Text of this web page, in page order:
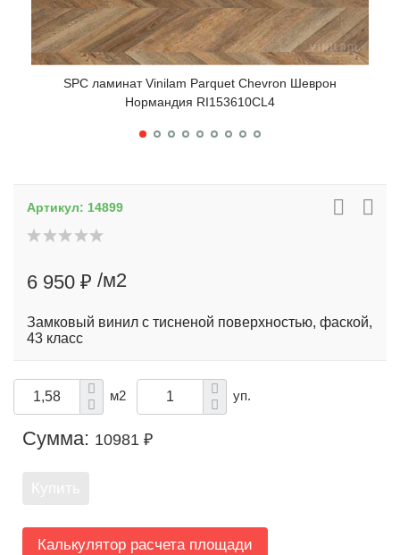
SPC ламинат Vinilam Parquet Chevron Шеврон
Нормандия RI153610CL4
Артикул: 14899
6 950 ₽ /м2
Замковый винил с тисненой поверхностью, фаской,
43 класс
м2 уп.
Сумма: 10981 ₽
Калькулятор расчета площади